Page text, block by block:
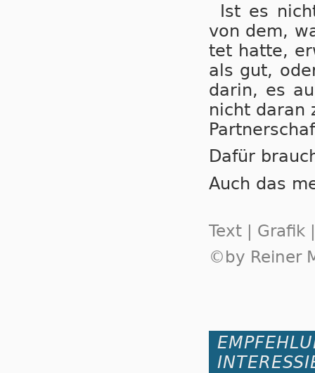
Ist es
von dem,
tet hat­te,
als gut,
da­rin, es
nicht da­ran
Dafür
Auch das
Text | Grafik
©by Reiner